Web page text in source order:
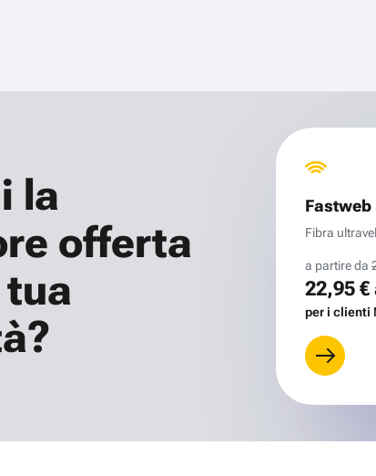
la
offerta
Fibra
a partire da
22,95 €
per i clienti